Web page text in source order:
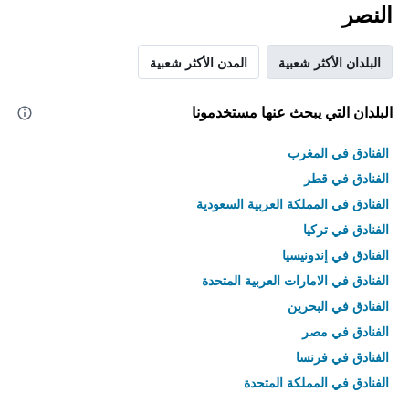
النصر
البلدان الأكثر شعبية المدن الأكثر شعبية
البلدان التي يبحث عنها مستخدمونا
الفنادق في المغرب
الفنادق في قطر
الفنادق في المملكة العربية السعودية
الفنادق في تركيا
الفنادق في إندونيسيا
الفنادق في الامارات العربية المتحدة
الفنادق في البحرين
الفنادق في مصر
الفنادق في فرنسا
الفنادق في المملكة المتحدة